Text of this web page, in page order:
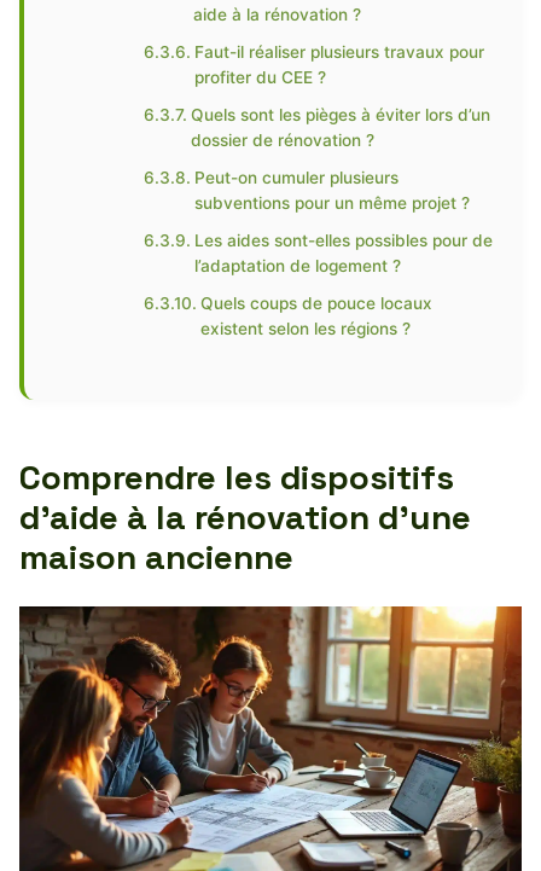
aide à la rénovation ?
Faut-il réaliser plusieurs travaux pour
profiter du CEE ?
Quels sont les pièges à éviter lors d’un
dossier de rénovation ?
Peut-on cumuler plusieurs
subventions pour un même projet ?
Les aides sont-elles possibles pour de
l’adaptation de logement ?
Quels coups de pouce locaux
existent selon les régions ?
Comprendre les dispositifs
d’aide à la rénovation d’une
maison ancienne